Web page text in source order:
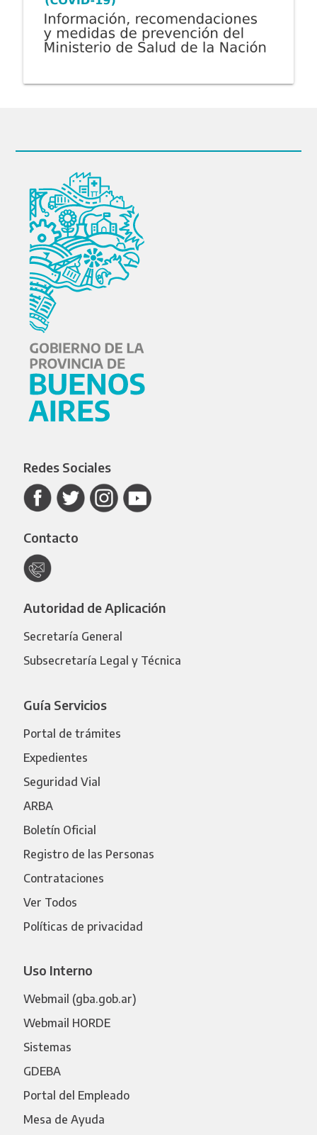
Redes Sociales
Contacto
Autoridad de Aplicación
Secretaría General
Subsecretaría Legal y Técnica
Guía Servicios
Portal de trámites
Expedientes
Seguridad Vial
ARBA
Boletín Oficial
Registro de las Personas
Contrataciones
Ver Todos
Políticas de privacidad
Uso Interno
Webmail (gba.gob.ar)
Webmail HORDE
Sistemas
GDEBA
Portal del Empleado
Mesa de Ayuda